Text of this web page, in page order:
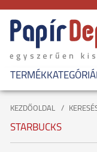
KEZDŐOLDAL
STARBUCKS